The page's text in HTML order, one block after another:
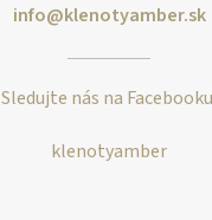
info@klenotyamber.sk
Sledujte nás na
klenotyamber